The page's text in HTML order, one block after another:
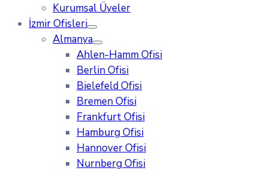
Kurumsal Üyeler
İzmir Ofisleri
Almanya
Ahlen-Hamm Ofisi
Berlin Ofisi
Bielefeld Ofisi
Bremen Ofisi
Frankfurt Ofisi
Hamburg Ofisi
Hannover Ofisi
Nurnberg Ofisi